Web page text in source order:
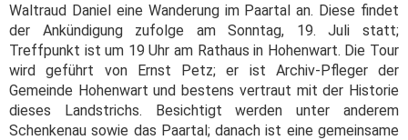
Waltraud Daniel eine Wanderung im Paartal an. Diese findet
der Ankündigung zufolge am Sonntag, 19. Juli statt;
Treffpunkt ist um 19 Uhr am Rathaus in Hohenwart. Die Tour
wird geführt von Ernst Petz; er ist Archiv-Pfleger der
Gemeinde Hohenwart und bestens vertraut mit der Historie
dieses Landstrichs. Besichtigt werden unter anderem
Schenkenau sowie das Paartal; danach ist eine gemeinsame